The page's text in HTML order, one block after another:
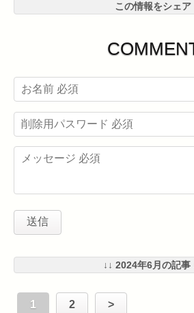
この情報をシェア
↓↓ 2024年6月の記事
1 2 >